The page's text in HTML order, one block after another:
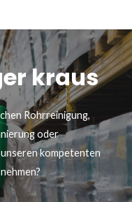
kraus
Rohrreinigung,
oder
kompetenten